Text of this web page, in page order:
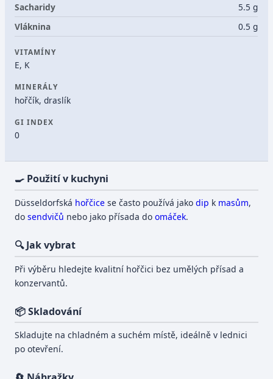
Sacharidy
5.5 g
Vláknina
0.5 g
VITAMÍNY
E, K
MINERÁLY
hořčík, draslík
GI INDEX
0
🍳 Použití v kuchyni
Düsseldorfská hořčice se často používá jakodip k masům,
dosendvičů nebo jako přísada doomáček.
🔍 Jak vybrat
Při výběru hledejte kvalitní hořčici bez umělých přísad a
konzervantů.
📦 Skladování
Skladujte na chladném a suchém místě, ideálně v lednici
po otevření.